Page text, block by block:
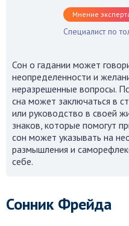
Мнение
Специалист по
Сон о гадании может
неопределенности и
неразрешенные вопросы.
сна может заключаться в
или руководство в своей
знаков, которые помогут
сон может указывать на
размышления и
себе.
Сонник Фрейда